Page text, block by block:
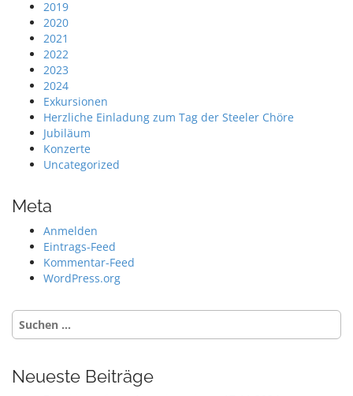
2019
2020
2021
2022
2023
2024
Exkursionen
Herzliche Einladung zum Tag der Steeler Chöre
Jubiläum
Konzerte
Uncategorized
Meta
Anmelden
Eintrags-Feed
Kommentar-Feed
WordPress.org
Suche
nach:
Neueste Beiträge